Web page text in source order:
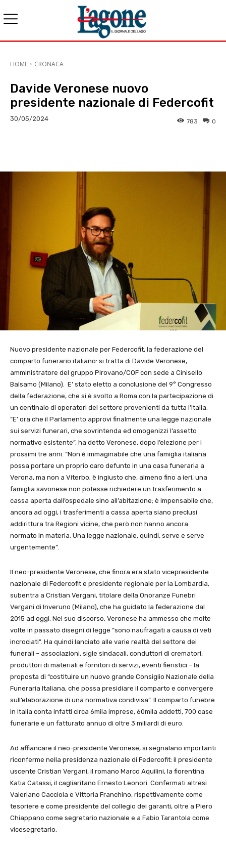
HOME CRONACA
Davide Veronese nuovo
presidente nazionale di Federcofit
30/05/2024 0
783
Nuovo presidente nazionale per Federcofit, la federazione del
comparto funerario italiano: si tratta di Davide Veronese,
amministratore del gruppo Pirovano/COF con sede a Cinisello
Balsamo (Milano). E’ stato eletto a conclusione del 9° Congresso
della federazione, che si è svolto a Roma con la partecipazione di
un centinaio di operatori del settore provenienti da tutta l’Italia.
“E’ ora che il Parlamento approvi finalmente una legge nazionale
sui servizi funerari, che sovrintenda ed omogenizzi l’assetto
normativo esistente”, ha detto Veronese, dopo l’elezione per i
prossimi tre anni. “Non è immaginabile che una famiglia italiana
possa portare un proprio caro defunto in una casa funeraria a
Verona, ma non a Viterbo; è ingiusto che, almeno fino a ieri, una
famiglia savonese non potesse richiedere un trasferimento a
cassa aperta dall’ospedale sino all’abitazione; è impensabile che,
ancora ad oggi, i trasferimenti a cassa aperta siano preclusi
addirittura tra Regioni vicine, che però non hanno ancora
normato in materia. Una legge nazionale, quindi, serve e serve
urgentemente”.
Il neo-presidente Veronese, che finora era stato vicepresidente
nazionale di Federcofit e presidente regionale per la Lombardia,
subentra a Cristian Vergani, titolare della Onoranze Funebri
Vergani di Inveruno (Milano), che ha guidato la federazione dal
2015 ad oggi. Nel suo discorso, Veronese ha ammesso che molte
volte in passato disegni di legge “sono naufragati a causa di veti
incrociati”. Ha quindi lanciato alle varie realtà del settore dei
funerali – associazioni, sigle sindacali, conduttori di crematori,
produttori di materiali e fornitori di servizi, eventi fieristici – la
proposta di “costituire un nuovo grande Consiglio Nazionale della
Funeraria Italiana, che possa presidiare il comparto e convergere
sull’elaborazione di una normativa condivisa”. Il comparto funebre
in Italia conta infatti circa 6mila imprese, 60mila addetti, 700 case
funerarie e un fatturato annuo di oltre 3 miliardi di euro.
Ad affiancare il neo-presidente Veronese, si segnalano importanti
riconferme nella presidenza nazionale di Federcofit: il presidente
uscente Cristian Vergani, il romano Marco Aquilini, la fiorentina
Katia Catassi, il cagliaritano Ernesto Leonori. Confermati altresì
Valeriano Cacciola e Vittoria Franchino, rispettivamente come
tesoriere e come presidente del collegio dei garanti, oltre a Piero
Chiappano come segretario nazionale e a Fabio Tarantola come
vicesegretario.